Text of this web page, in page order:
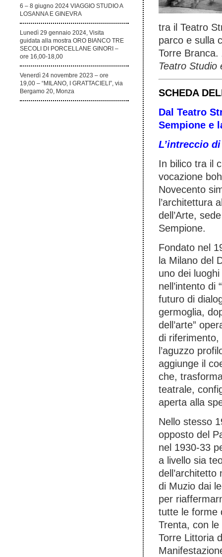
6 – 8 giugno 2024 VIAGGIO STUDIO A
LOSANNA E GINEVRA
Lunedì 29 gennaio 2024, Visita
guidata alla mostra ORO BIANCO TRE
SECOLI DI PORCELLANE GINORI –
ore 16,00-18,00
Venerdì 24 novembre 2023 – ore
19,00 – “MILANO, I GRATTACIELI”, via
Bergamo 20, Monza
tra il Teatro
parco e sulla
Torre Branca.
Teatro Studio
SCHEDA
Dal Teatro
Sempione e
L’intreccio
In bilico tra il
vocazione
Novecento
l’architettura
dell’Arte,
Sempione.
Fondato nel
la Milano del
uno dei
nell’intento di
futuro di
germoglia,
dell’arte”
di
l’aguzzo
aggiunge il
che,
teatrale,
aperta alla
Nello stesso
opposto del
nel 1930-33
a livello sia
dell’architetto
di Muzio dai
per
tutte le forme
Trenta, con
Torre Littoria